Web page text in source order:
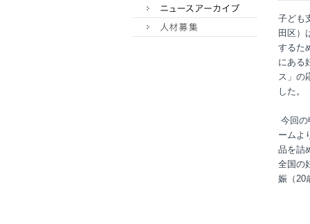
子ども
田区）
するた
にある
ス」の
した。
今回の
ームよ
品を詰
全国の
娠（20